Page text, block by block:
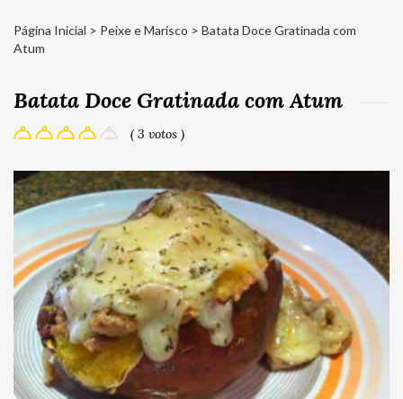
Página Inicial > Peixe e Marisco > Batata Doce Gratinada com
Atum
Batata Doce Gratinada com Atum
( 3 votos )